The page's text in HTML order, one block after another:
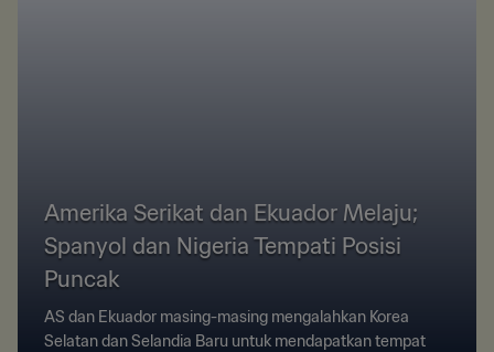
Amerika Serikat dan Ekuador Melaju;
Spanyol dan Nigeria Tempati Posisi
Puncak
AS dan Ekuador masing-masing mengalahkan Korea
Selatan dan Selandia Baru untuk mendapatkan tempat